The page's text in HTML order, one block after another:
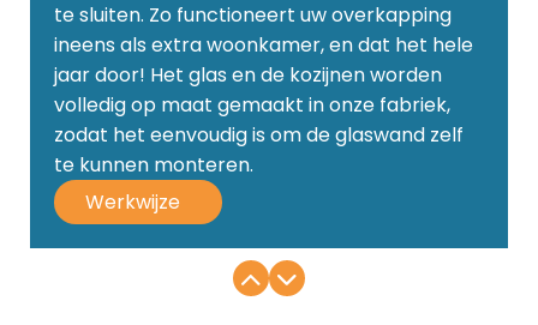
te sluiten. Zo functioneert uw overkapping
ineens als extra woonkamer, en dat het hele
jaar door! Het glas en de kozijnen worden
volledig op maat gemaakt in onze fabriek,
zodat het eenvoudig is om de glaswand zelf
te kunnen monteren.
Werkwijze